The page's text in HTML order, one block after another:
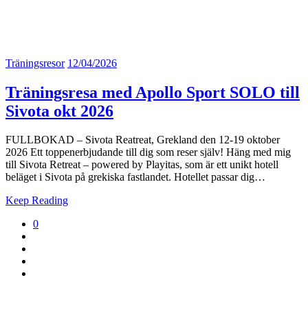
Träningsresor 12/04/2026
Träningsresa med Apollo Sport SOLO till
Sivota okt 2026
FULLBOKAD – Sivota Reatreat, Grekland den 12-19 oktober
2026 Ett toppenerbjudande till dig som reser själv! Häng med mig
till Sivota Retreat – powered by Playitas, som är ett unikt hotell
beläget i Sivota på grekiska fastlandet. Hotellet passar dig…
Keep Reading
0